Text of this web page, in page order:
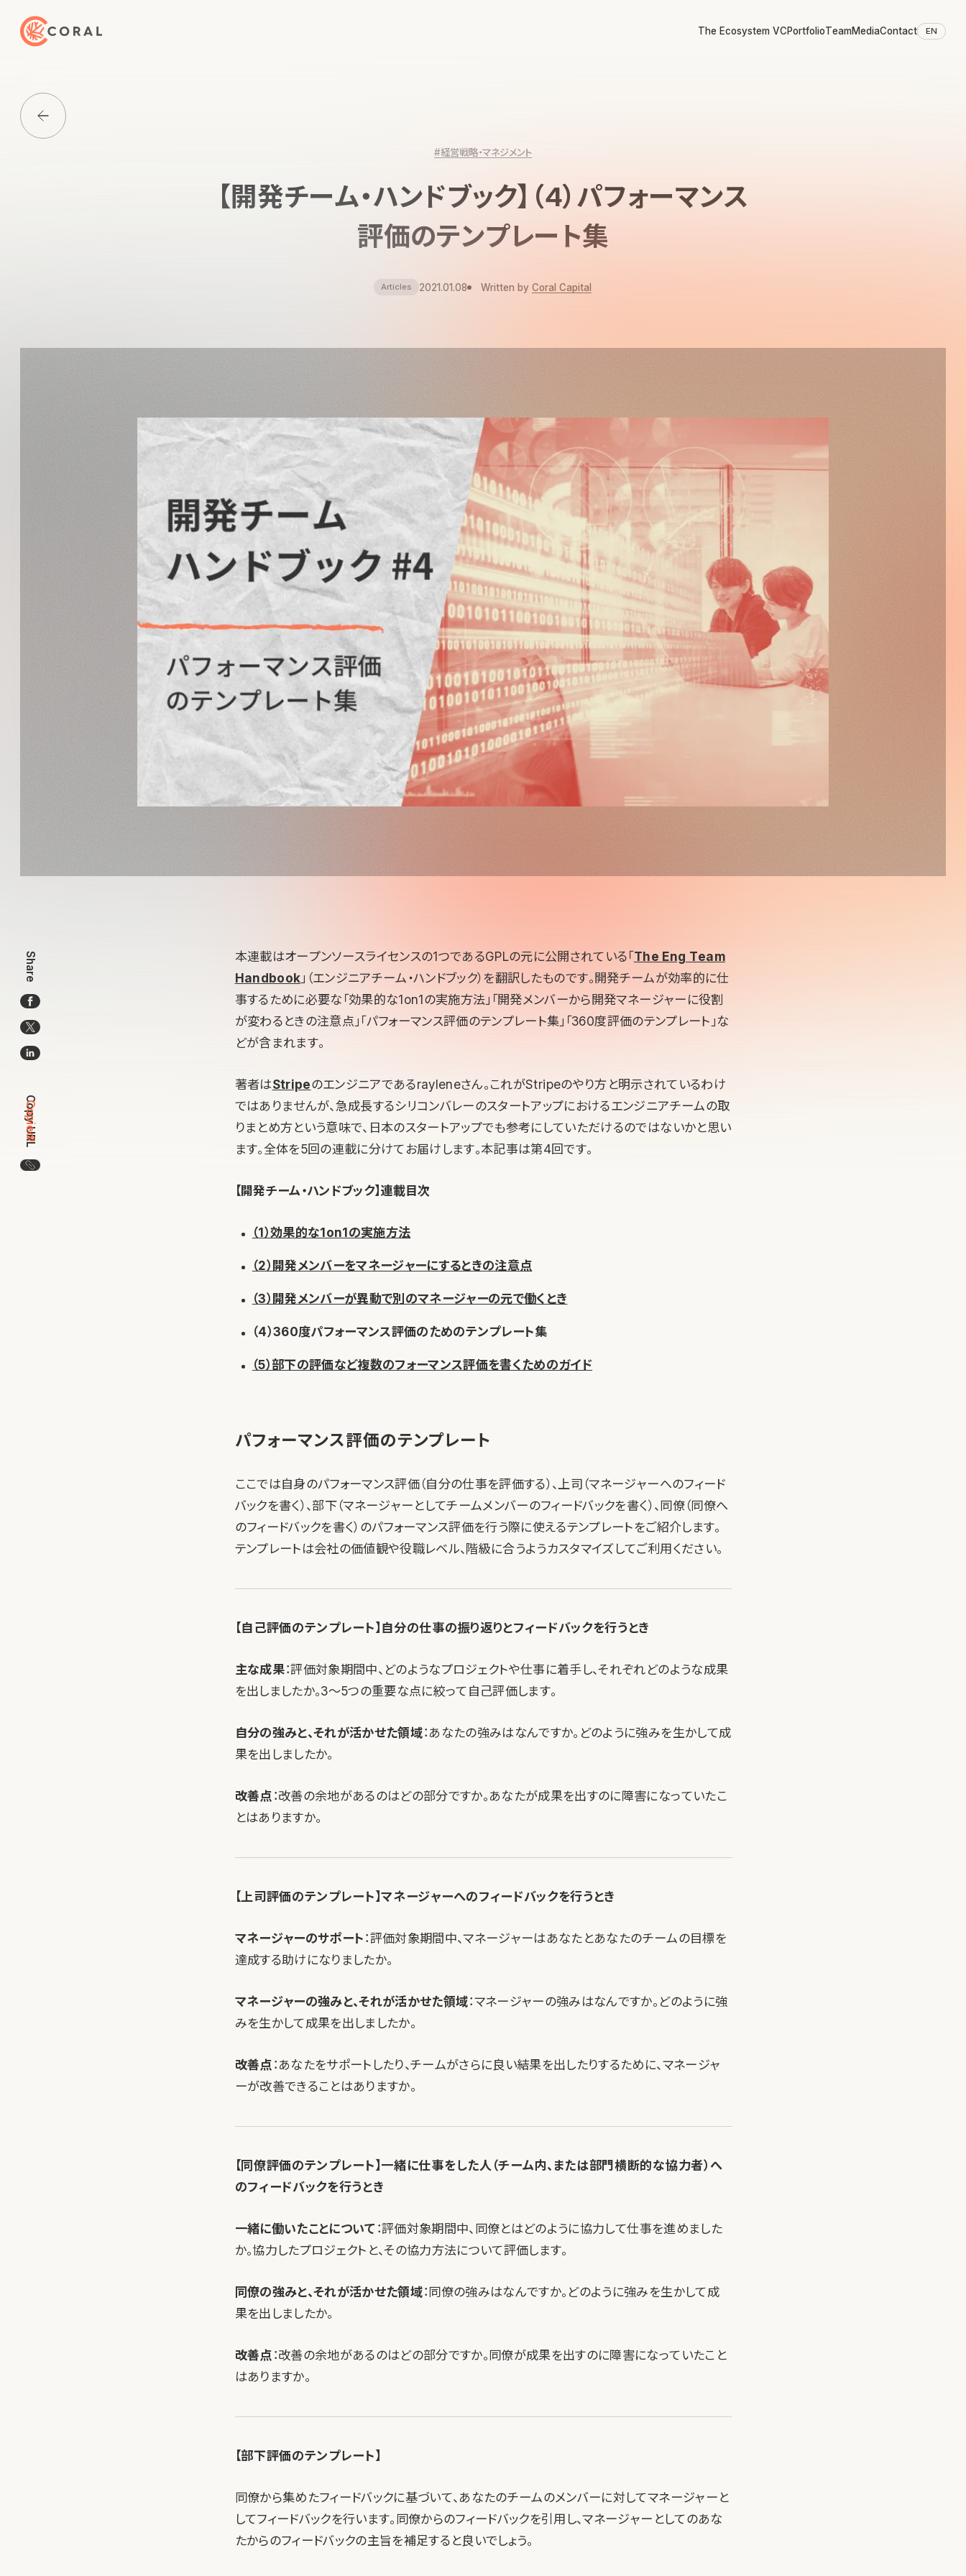
トップページへ戻る
The Ecosystem VCPortfolioTeamMediaContact EN
Media一覧に戻る
#経営戦略・マネジメント
【開発チーム・ハンドブック】（4）パフォーマンス
評価のテンプレート集
Articles 2021.01.08 Written byCoral Capital
Share
Copy URL
Copied!
この記事のURLをコピー
本連載はオープンソースライセンスの1つであるGPLの元に公開されている「The Eng Team
Handbook」（エンジニアチーム・ハンドブック）を翻訳したものです。開発チームが効率的に仕
事するために必要な「効果的な1on1の実施方法」「開発メンバーから開発マネージャーに役割
が変わるときの注意点」「パフォーマンス評価のテンプレート集」「360度評価のテンプレート」な
どが含まれます。
著者はStripeのエンジニアであるrayleneさん。これがStripeのやり方と明示されているわけ
ではありませんが、急成長するシリコンバレーのスタートアップにおけるエンジニアチームの取
りまとめ方という意味で、日本のスタートアップでも参考にしていただけるのではないかと思い
ます。全体を5回の連載に分けてお届けします。本記事は第4回です。
【開発チーム・ハンドブック】連載目次
（1）効果的な1on1の実施方法
（2）開発メンバーをマネージャーにするときの注意点
（3）開発メンバーが異動で別のマネージャーの元で働くとき
（4）360度パフォーマンス評価のためのテンプレート集
（5）部下の評価など複数のフォーマンス評価を書くためのガイド
パフォーマンス評価のテンプレート
ここでは自身のパフォーマンス評価（自分の仕事を評価する）、上司（マネージャーへのフィード
バックを書く）、部下（マネージャーとしてチームメンバーのフィードバックを書く）、同僚（同僚へ
のフィードバックを書く）のパフォーマンス評価を行う際に使えるテンプレートをご紹介します。
テンプレートは会社の価値観や役職レベル、階級に合うようカスタマイズしてご利用ください。
【自己評価のテンプレート】自分の仕事の振り返りとフィードバックを行うとき
主な成果：評価対象期間中、どのようなプロジェクトや仕事に着手し、それぞれどのような成果
を出しましたか。3〜5つの重要な点に絞って自己評価します。
自分の強みと、それが活かせた領域：あなたの強みはなんですか。どのように強みを生かして成
果を出しましたか。
改善点：改善の余地があるのはどの部分ですか。あなたが成果を出すのに障害になっていたこ
とはありますか。
【上司評価のテンプレート】マネージャーへのフィードバックを行うとき
マネージャーのサポート：評価対象期間中、マネージャーはあなたとあなたのチームの目標を
達成する助けになりましたか。
マネージャーの強みと、それが活かせた領域：マネージャーの強みはなんですか。どのように強
みを生かして成果を出しましたか。
改善点：あなたをサポートしたり、チームがさらに良い結果を出したりするために、マネージャ
ーが改善できることはありますか。
【同僚評価のテンプレート】一緒に仕事をした人（チーム内、または部門横断的な協力者）へ
のフィードバックを行うとき
一緒に働いたことについて ：評価対象期間中、同僚とはどのように協力して仕事を進めました
か。協力したプロジェクトと、その協力方法について評価します。
同僚の強みと、それが活かせた領域：同僚の強みはなんですか。どのように強みを生かして成
果を出しましたか。
改善点：改善の余地があるのはどの部分ですか。同僚が成果を出すのに障害になっていたこと
はありますか。
【部下評価のテンプレート】
同僚から集めたフィードバックに基づいて、あなたのチームのメンバーに対してマネージャーと
してフィードバックを行います。同僚からのフィードバックを引用し、マネージャーとしてのあな
たからのフィードバックの主旨を補足すると良いでしょう。